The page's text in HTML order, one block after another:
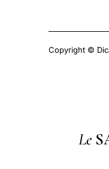
Copyright ©
Le